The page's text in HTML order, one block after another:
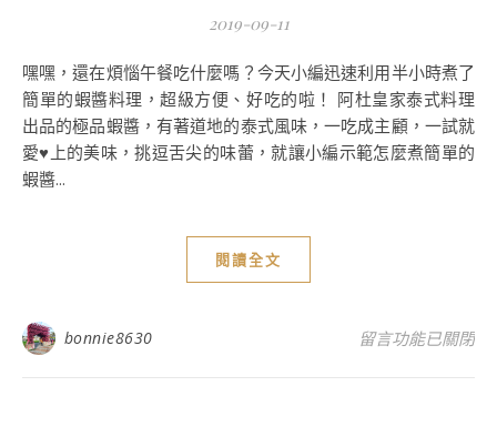
2019-09-11
嘿嘿，還在煩惱午餐吃什麼嗎？今天小編迅速利用半小時煮了
簡單的蝦醬料理，超級方便、好吃的啦！ 阿杜皇家泰式料理
出品的極品蝦醬，有著道地的泰式風味，一吃成主顧，一試就
愛♥上的美味，挑逗舌尖的味蕾，就讓小編示範怎麼煮簡單的
蝦醬...
閱讀全文
bonnie8630 在〈阿杜皇家泰
留言功能已關閉